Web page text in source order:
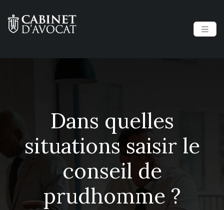
Dans quelles
situations saisir le
conseil de
prudhomme ?